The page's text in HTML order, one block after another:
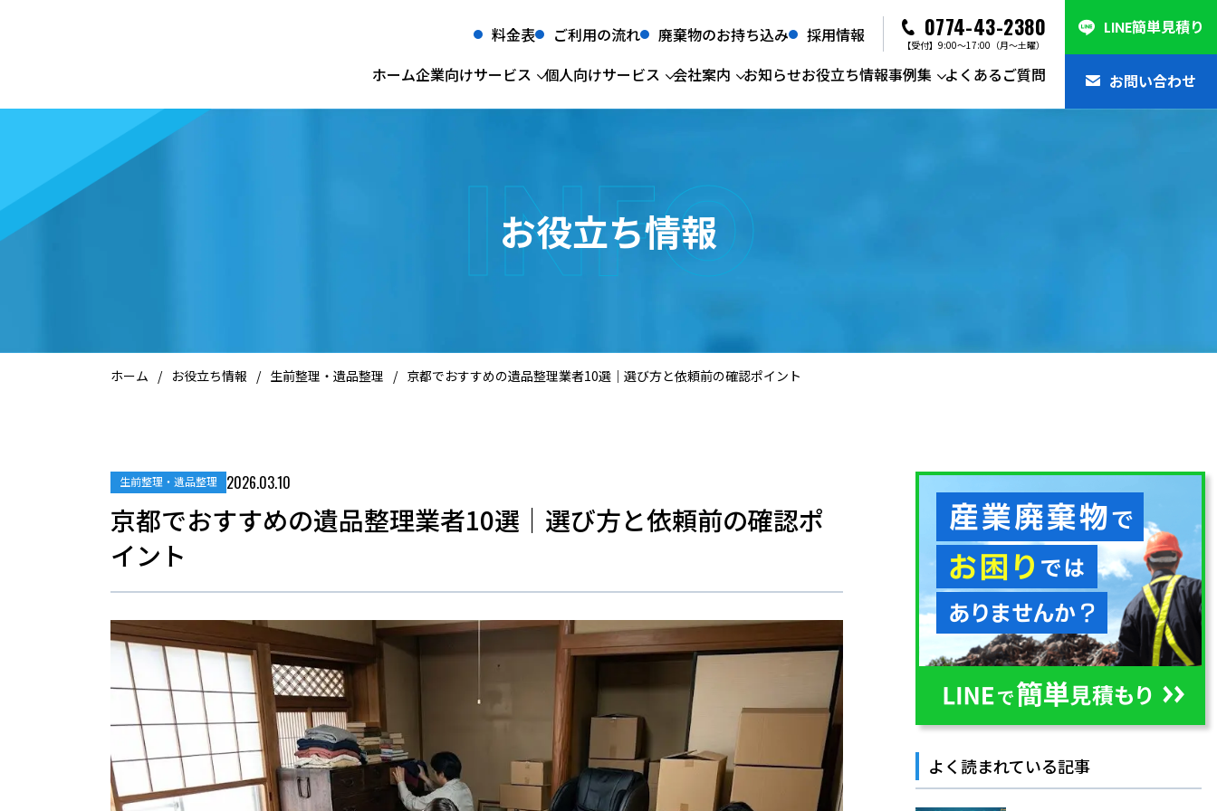
料金表 ご利用の流れ 廃棄物のお持ち込み 採用情報 0774-43-2380
【受付】9:00～17:00（月～土曜）
ホーム企業向けサービス
食品リサイクル
グリストラップ
汚泥
個人向けサービス 会社案内
産業廃棄物
一般廃棄物許認可一覧
所屬団体
一般廃棄物収集車
産業廃棄物中間処理設備
CSR情報
新関西テクニカの強み
お知らせお役立ち情報事例集
太陽光パネルリサイクル
蓄電池リサイクル
低濃度PCB廃棄物
建設廃棄物
食品リサイクル
グリストラップ
汚泥
粗大ごみ・不用品回収
よくあるご質問
LINE簡単見積り
お問い合わせ
INFO
お役立ち情報
ホーム / お役立ち情報 / 生前整理・遺品整理 / 京都でおすすめの遺品整理業者10選｜選び方と依頼前の確認ポイント
生前整理・遺品整理 2026.03.10
京都でおすすめの遺品整理業者10選｜選び方と依頼前の確認ポ
イント
よく読まれている記事